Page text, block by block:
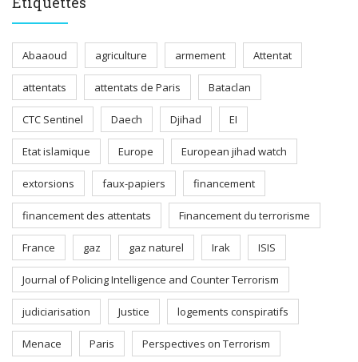
Abaaoud agriculture armement Attentat
attentats attentats de Paris Bataclan
CTC Sentinel Daech Djihad EI
Etat islamique Europe European jihad watch
extorsions faux-papiers financement
financement des attentats Financement du terrorisme
France gaz gaz naturel Irak ISIS
Journal of Policing Intelligence and Counter Terrorism
judiciarisation Justice logements conspiratifs
Menace Paris Perspectives on Terrorism